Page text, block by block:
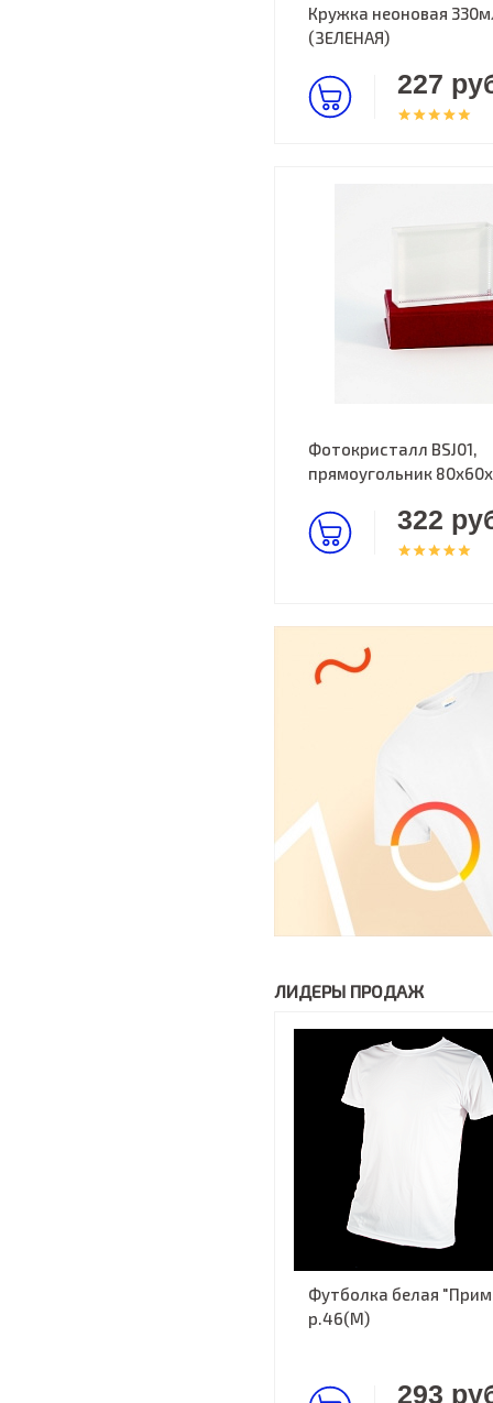
Кружка неоновая
(ЗЕЛЕНАЯ)
227
Фотокристалл BSJ01,
прямоугольник
322
ЛИДЕРЫ ПРОДАЖ
Футболка белая
р.46(M)
293